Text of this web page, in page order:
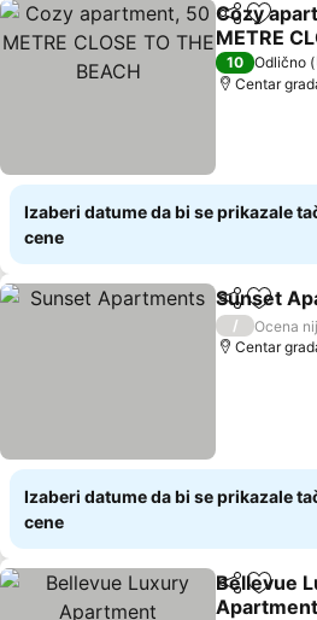
Deli
Cozy
METRE
BEACH
10 Odlično
Centar
Izaberi datume da bi se prikazale
cene
Deli
Sunset
/
Ocena
Centar
Izaberi datume da bi se prikazale
cene
Deli
Bellevue
Apartment